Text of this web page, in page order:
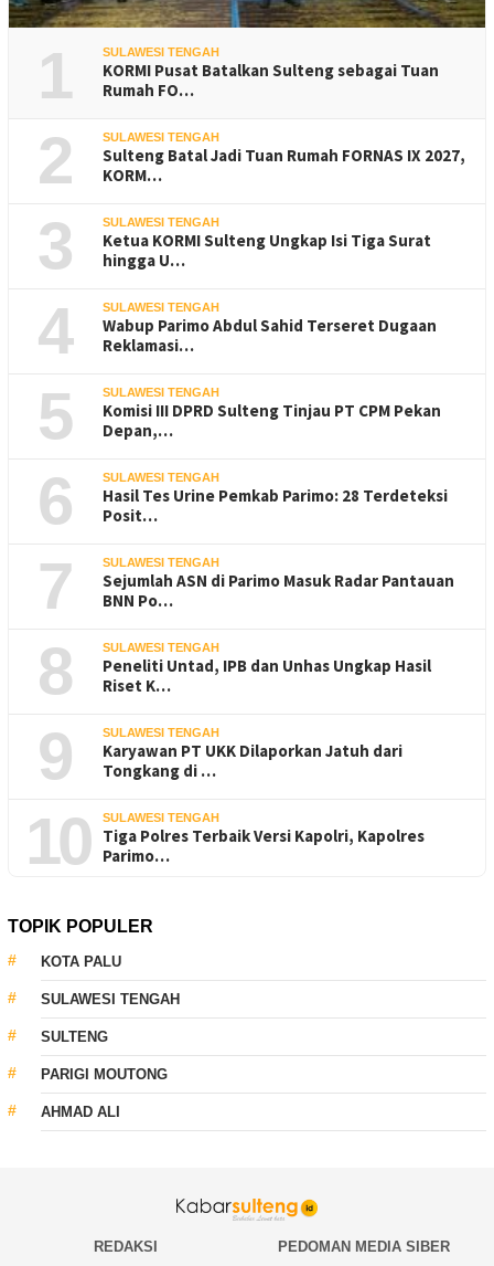
1 SULAWESI TENGAH
KORMI Pusat Batalkan Sulteng sebagai Tuan
Rumah FO…
2 SULAWESI TENGAH
Sulteng Batal Jadi Tuan Rumah FORNAS IX 2027,
KORM…
3 SULAWESI TENGAH
Ketua KORMI Sulteng Ungkap Isi Tiga Surat
hingga U…
4 SULAWESI TENGAH
Wabup Parimo Abdul Sahid Terseret Dugaan
Reklamasi…
5 SULAWESI TENGAH
Komisi III DPRD Sulteng Tinjau PT CPM Pekan
Depan,…
6 SULAWESI TENGAH
Hasil Tes Urine Pemkab Parimo: 28 Terdeteksi
Posit…
7 SULAWESI TENGAH
Sejumlah ASN di Parimo Masuk Radar Pantauan
BNN Po…
8 SULAWESI TENGAH
Peneliti Untad, IPB dan Unhas Ungkap Hasil
Riset K…
9 SULAWESI TENGAH
Karyawan PT UKK Dilaporkan Jatuh dari
Tongkang di …
10 SULAWESI TENGAH
Tiga Polres Terbaik Versi Kapolri, Kapolres
Parimo…
TOPIK POPULER
KOTA PALU
SULAWESI TENGAH
SULTENG
PARIGI MOUTONG
AHMAD ALI
REDAKSI PEDOMAN MEDIA SIBER